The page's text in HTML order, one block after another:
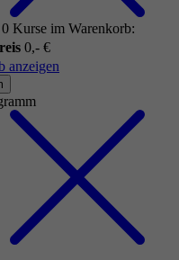
0 Kurse im Warenkorb:
0,- €
anzeigen